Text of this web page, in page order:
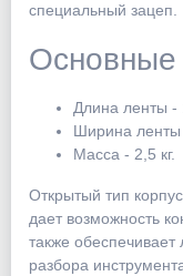
специальный зацеп.
Основные
Длина ленты -
Ширина
Масса - 2,5 кг.
Открытый тип
дает возможность
также обеспечивает
разбора